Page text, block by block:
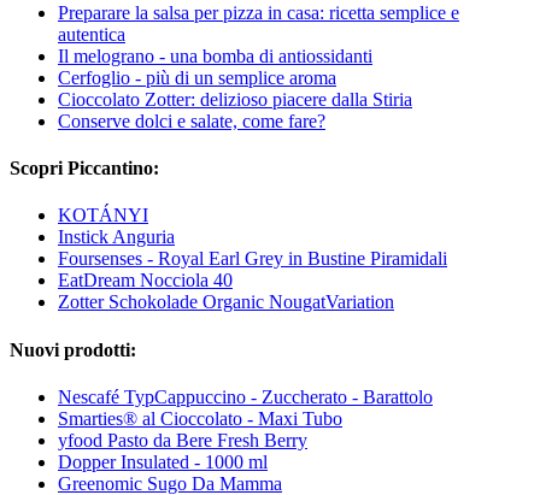
Preparare la salsa per pizza in casa: ricetta semplice e
autentica
Il melograno - una bomba di antiossidanti
Cerfoglio - più di un semplice aroma
Cioccolato Zotter: delizioso piacere dalla Stiria
Conserve dolci e salate, come fare?
Scopri Piccantino:
KOTÁNYI
Instick Anguria
Foursenses - Royal Earl Grey in Bustine Piramidali
EatDream Nocciola 40
Zotter Schokolade Organic NougatVariation
Nuovi prodotti:
Nescafé TypCappuccino - Zuccherato - Barattolo
Smarties® al Cioccolato - Maxi Tubo
yfood Pasto da Bere Fresh Berry
Dopper Insulated - 1000 ml
Greenomic Sugo Da Mamma